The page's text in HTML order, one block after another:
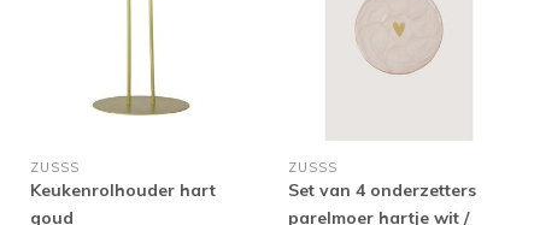
ZUSSS
Keukenrolhouder hart
goud
ZUSSS
Set van 4 onderzetters
parelmoer hartje wit /